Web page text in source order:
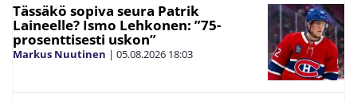
Tässäkö sopiva seura Patrik
Laineelle? Ismo Lehkonen: ”75-
prosenttisesti uskon”
Markus Nuutinen | 05.08.2026 18:03